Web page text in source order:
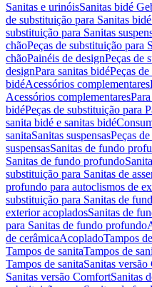
Sanitas e urinóisSanitas bidé
de substituição para Sanitas bidé
substituição para Sanitas
chãoPeças de substituição para
chãoPainéis de designPeças de
designPara sanitas bidéPeças
bidéAcessórios complementares
Acessórios complementares
bidéPeças de substituição para
sanita bidé e sanitas bidé
sanitaSanitas suspensasPeças
suspensasSanitas de fundo
Sanitas de fundo profundo
substituição para Sanitas de
profundo para autoclismos de
substituição para Sanitas de
exterior acopladosSanitas de
para Sanitas de fundo profundo
de cerâmicaAcopladoTampos
Tampos de sanitaTampos de
Tampos de sanitaSanitas
Sanitas versão ComfortSanitas